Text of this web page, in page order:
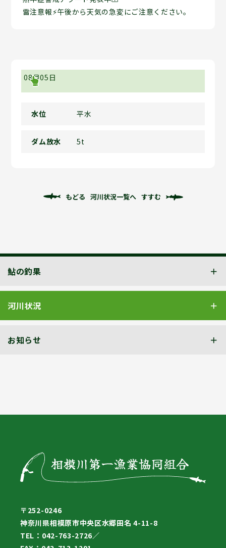
雷注意報⚡午後から天気の急変にご注意ください。
08月05日
水位 平水
ダム放水 5t
もどる 河川状況一覧へ すすむ
鮎の釣果
河川状況
お知らせ
〒252-0246
神奈川県相模原市中央区水郷田名 4-11-8
TEL：042-763-2726／